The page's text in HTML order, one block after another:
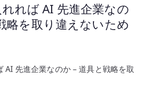
れば AI 先進企業なの
略を取り違えないため
AI 先進企業なのか – 道具と戦略を取